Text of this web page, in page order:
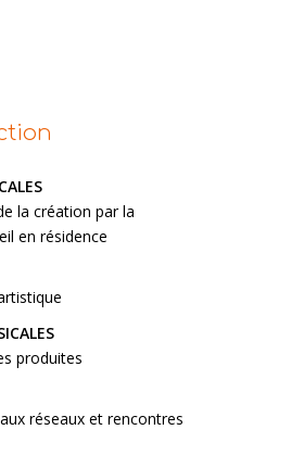
la création par la
en résidence
produites
réseaux et rencontres